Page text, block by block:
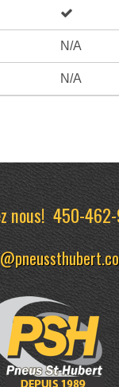
N/A
N/A
nous!450-